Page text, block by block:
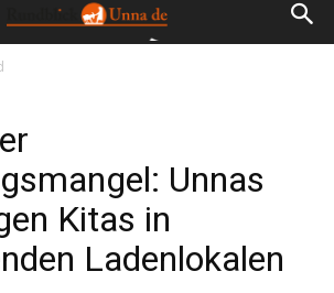
Unnas
Kitas in
Ladenlokalen